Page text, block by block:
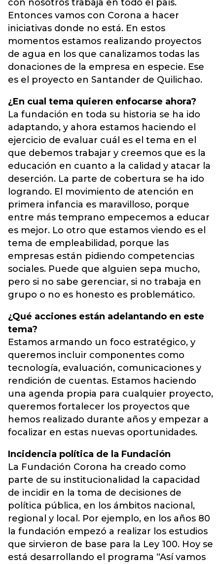
con nosotros trabaja en todo el país.
Entonces vamos con Corona a hacer
iniciativas donde no está. En estos
momentos estamos realizando proyectos
de agua en los que canalizamos todas las
donaciones de la empresa en especie. Ese
es el proyecto en Santander de Quilichao.
¿En cual tema quieren enfocarse ahora?
La fundación en toda su historia se ha ido
adaptando, y ahora estamos haciendo el
ejercicio de evaluar cuál es el tema en el
que debemos trabajar y creemos que es la
educación en cuanto a la calidad y atacar la
deserción. La parte de cobertura se ha ido
logrando. El movimiento de atención en
primera infancia es maravilloso, porque
entre más temprano empecemos a educar
es mejor. Lo otro que estamos viendo es el
tema de empleabilidad, porque las
empresas están pidiendo competencias
sociales. Puede que alguien sepa mucho,
pero si no sabe gerenciar, si no trabaja en
grupo o no es honesto es problemático.
¿Qué acciones están adelantando en este
tema?
Estamos armando un foco estratégico, y
queremos incluir componentes como
tecnología, evaluación, comunicaciones y
rendición de cuentas. Estamos haciendo
una agenda propia para cualquier proyecto,
queremos fortalecer los proyectos que
hemos realizado durante años y empezar a
focalizar en estas nuevas oportunidades.
Incidencia política de la Fundación
La Fundación Corona ha creado como
parte de su institucionalidad la capacidad
de incidir en la toma de decisiones de
política pública, en los ámbitos nacional,
regional y local. Por ejemplo, en los años 80
la fundación empezó a realizar los estudios
que sirvieron de base para la Ley 100. Hoy se
está desarrollando el programa “Así vamos